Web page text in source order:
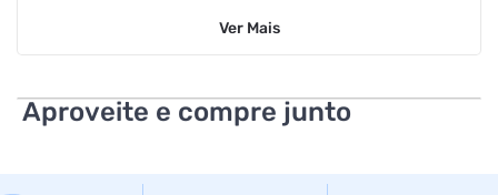
Ver Mais
Aproveite e compre junto